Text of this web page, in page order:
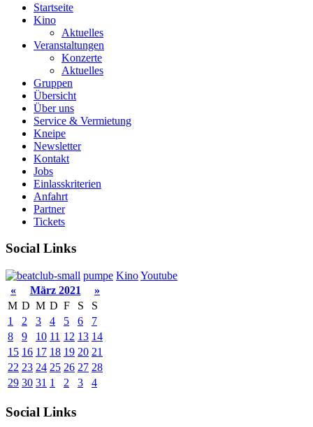
Startseite
Kino
Aktuelles
Veranstaltungen
Konzerte
Aktuelles
Gruppen
Übersicht
Über uns
Service & Vermietung
Kneipe
Newsletter
Kontakt
Jobs
Einlasskriterien
Anfahrt
Partner
Tickets
Social Links
pumpe KinoYoutube
«
März 2021
»
M D M D F S
S
1
2 3 4 5 6
7
8
9 10 11 12 13 14
15 16 17 18 19 20 21
22 23 24 25 26 27 28
29 30 31 1 2 3 4
Social Links